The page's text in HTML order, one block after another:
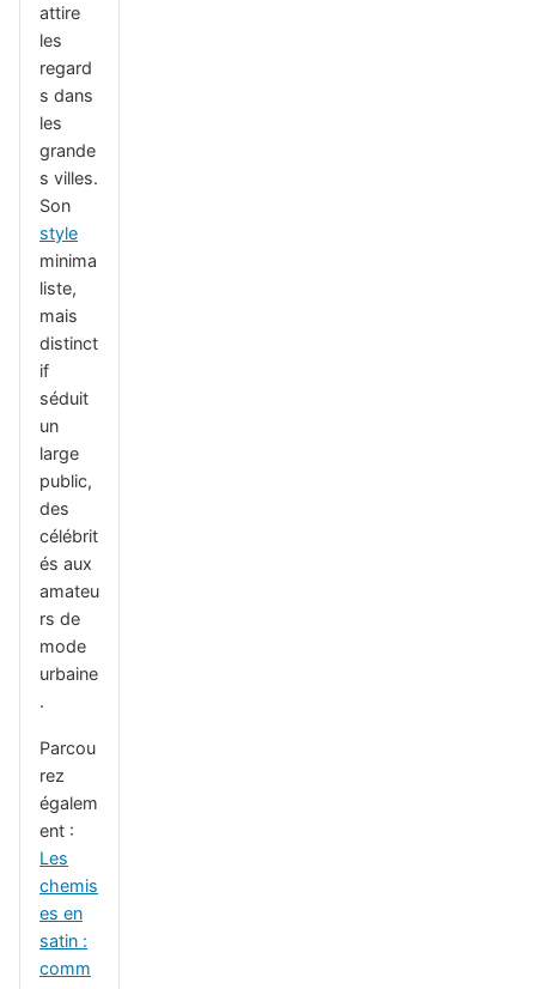
attire
les
regard
s dans
les
grande
s villes.
Son
style
minima
liste,
mais
distinct
if
séduit
un
large
public,
des
célébrit
és aux
amateu
rs de
mode
urbaine
.
Parcou
rez
égalem
ent :
Les
chemis
es en
satin :
comm